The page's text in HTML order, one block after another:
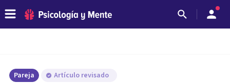
Pareja Artículo revisado